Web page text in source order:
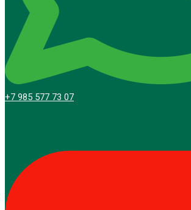
+7 985 577 73 07